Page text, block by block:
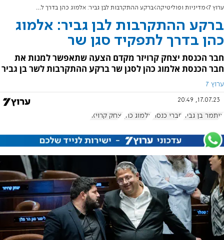
ערוץ 7 מדיניות ופוליטיקה ברקע ההתקרבות לבן גביר: אלמוג כהן בדרך לתפקיד סגן שר
ברקע ההתקרבות לבן גביר: אלמוג
כהן בדרך לתפקיד סגן שר
חבר הכנסת יצחק קרויזר מקדם הצעה שתאפשר למנות את
חבר הכנסת אלמוג כהן לסגן שר ברקע ההתקרבות לשר בן גביר
ערוץ 7
17.07.23, 20:49
איתמר בן גביר חברי כנסת אלמוג כהן יצחק קרויזר